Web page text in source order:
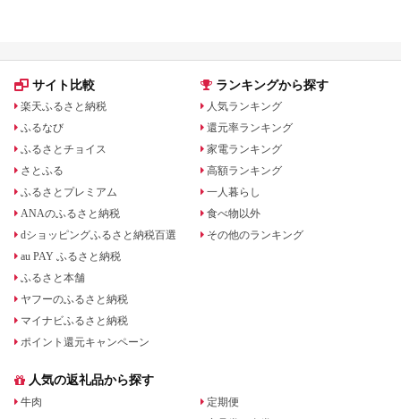
サイト比較
楽天ふるさと納税
ふるなび
ふるさとチョイス
さとふる
ふるさとプレミアム
ANAのふるさと納税
dショッピングふるさと納税百選
au PAY ふるさと納税
ふるさと本舗
ヤフーのふるさと納税
マイナビふるさと納税
ポイント還元キャンペーン
ランキングから探す
人気ランキング
還元率ランキング
家電ランキング
高額ランキング
一人暮らし
食べ物以外
その他のランキング
人気の返礼品から探す
牛肉
定期便